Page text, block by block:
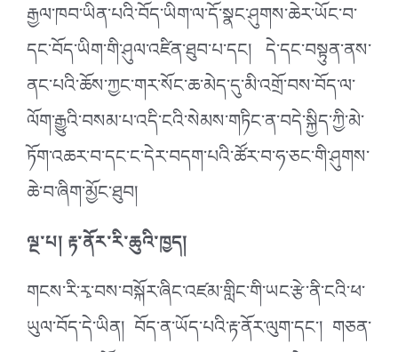
རྒྱལ་ཁབ་ཡིན་པའི་བོད་ཡིག་ལ་དོ་སྣང་ཤུགས་ཆེར་ཡོང་བ་
དང་བོད་ཡིག་གི་ཤུལ་འཛིན་ཐུབ་པ་དང། དེ་དང་བསྟུན་ནས་
ནང་པའི་ཆོས་ཀྱང་གར་སོང་ཆ་མེད་དུ་མི་འགྲོ་བས་བོད་ལ་
ལོག་རྒྱུའི་བསམ་པ་འདི་ངའི་སེམས་གཏིང་ན་བདེ་སྐྱིད་ཀྱི་མེ་
ཏོག་འཆར་བ་དང་ང་དེར་བདག་པའི་ཚོར་བ་ཧ་ཅང་གི་ཤུགས་
ཆེ་བ་ཞིག་མྱོང་ཐུབ།
ལྔ་པ། རྟ་ནོར་རི་ཆུའི་ཁྱད།
གངས་རི་རྭ་བས་བསྐོར་ཞིང་འཛམ་གླིང་གི་ཡང་རྩེ་ནི་ངའི་ཕ་
ཡུལ་བོད་དེ་ཡིན། བོད་ན་ཡོད་པའི་རྟ་ནོར་ལུག་དང་། གཅན་